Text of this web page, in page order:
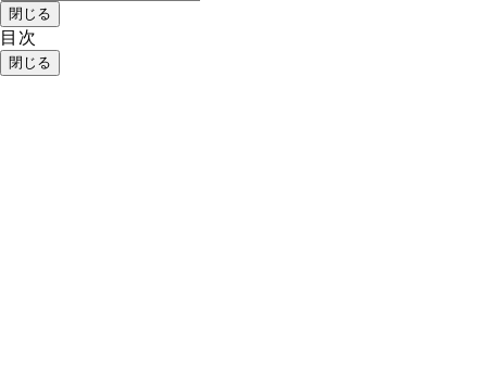
閉じる
目次
閉じる